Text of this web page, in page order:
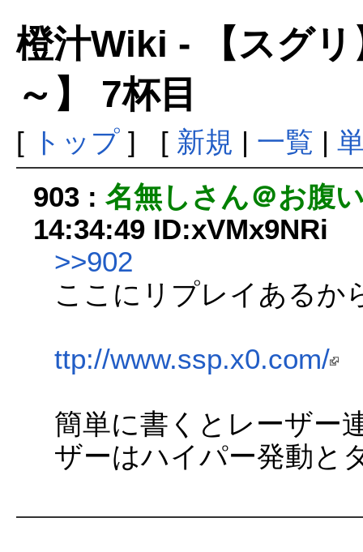
橙汁Wiki - 【スグ
～】 7杯目
[ トップ] [ 新規 | 一覧 |
903 :名無しさん＠お腹
14:34:49 ID:xVMx9NRi
>>902
ここにリプレイあるか
ttp://www.ssp.x0.com/
簡単に書くとレーザー
ザーはハイパー発動と